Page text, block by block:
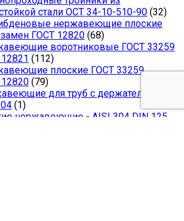
стали ОСТ 34-10-510-90 (32)
нержавеющие плоские
ГОСТ 12820 (68)
воротниковые ГОСТ 33259
(112)
плоские ГОСТ 33259
(79)
для труб с держателем (на
(1)
нержавеющие - AISI 304 DIN 125